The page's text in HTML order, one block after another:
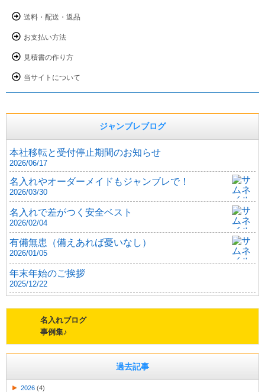
送料・配送・返品
お支払い方法
見積書の作り方
当サイトについて
ジャンブレブログ
本社移転と受付停止期間のお知らせ
2026/06/17
名入れやオーダーメイドもジャンブレで！
2026/03/30
名入れで差がつく安全ベスト
2026/02/04
有備無患（備えあれば憂いなし）
2026/01/05
年末年始のご挨拶
2025/12/22
名入れブログ
事例集♪
過去記事
2026 (4)